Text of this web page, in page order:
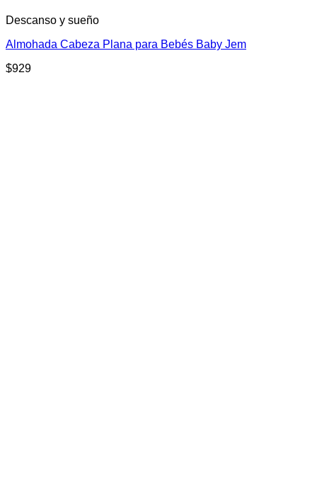
múltiples
Las
se
Descanso y sueño
Almohada Cabeza Plana para Bebés Baby Jem
$929